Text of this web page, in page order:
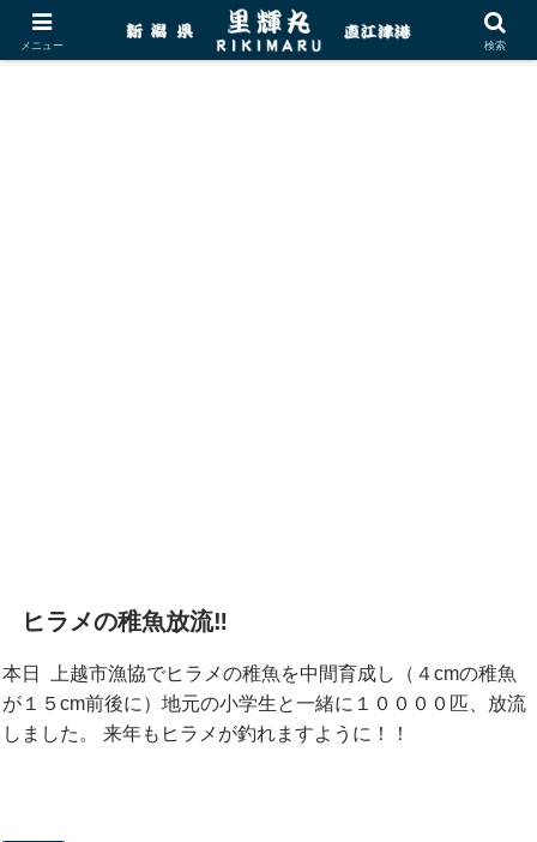
ヒラメの稚魚放流‼
本日 上越市漁協でヒラメの稚魚を中間育成し（４cmの稚魚
が１５cm前後に）地元の小学生と一緒に１０ ０００匹、放流
しました。 来年もヒラメが釣れますように！！
メニュー 検索